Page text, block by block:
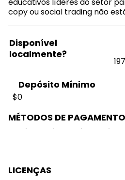
copy ou social trading não
Disponível
localmente?
Depósito Mínimo
$0
MÉTODOS DE PAGAMENTO
LICENÇAS